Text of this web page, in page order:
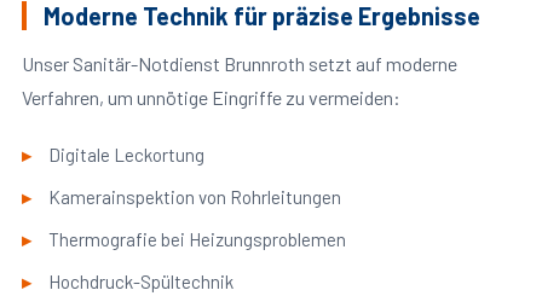
Moderne Technik für präzise Ergebnisse
Unser Sanitär-Notdienst Brunnroth setzt auf moderne
Verfahren, um unnötige Eingriffe zu vermeiden:
Digitale Leckortung
Kamerainspektion von Rohrleitungen
Thermografie bei Heizungsproblemen
Hochdruck-Spültechnik